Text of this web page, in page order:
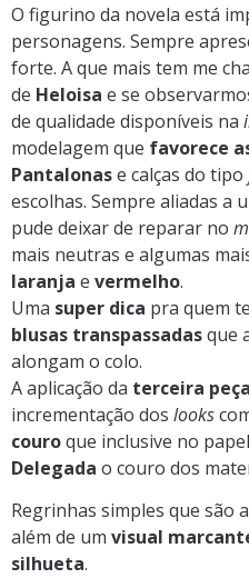
O figurino da novela está
personagens. Sempre
forte. A que mais tem me
de Heloisa e se
de qualidade disponíveis na
modelagem que favorece
Pantalonase calças do tipo
escolhas. Sempre aliadas a
pude deixar de reparar no
mais neutras e algumas
laranja e vermelho.
Uma super dica pra quem
blusas transpassadasque
alongam o colo.
A aplicação da terceira peça
incrementação dos looks
couroque inclusive no
Delegada o couro dos
Regrinhas simples que são
além de um visual
silhueta.